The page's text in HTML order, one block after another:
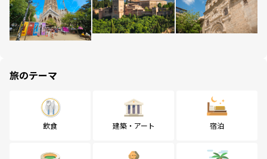
旅のテーマ
飲食 建築・アート 宿泊